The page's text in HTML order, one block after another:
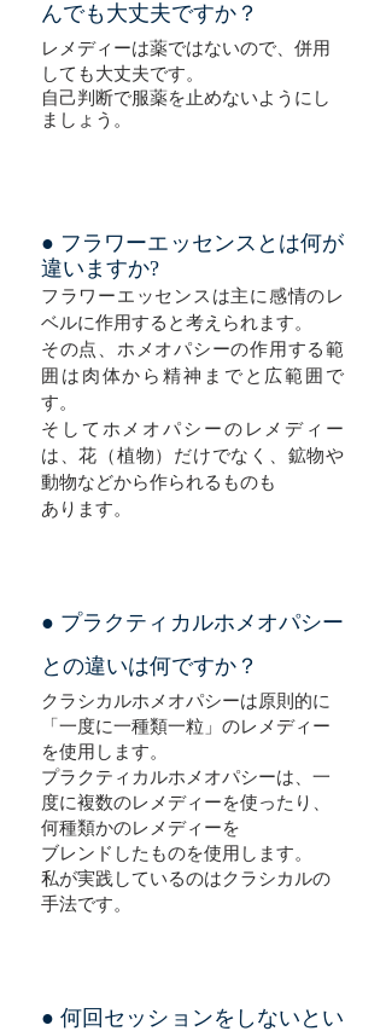
んでも大丈夫ですか？
レメディーは薬ではないので、併用
しても大丈夫です。
自己判断で服薬を止めないようにし
ましょう。
● フラワーエッセンスとは何が
違いますか?
フラワーエッセンスは主に感情のレ
ベルに作用すると考えられます。
その点、ホメオパシーの作用する範
囲は肉体から精神までと広範囲で
す。
そしてホメオパシーのレメディー
は、花（植物）だけでなく、鉱物や
動物などから作られるものも
あります。
● プラクティカルホメオパシー
との違いは何ですか？
クラシカルホメオパシーは原則的に
「一度に一種類一粒」のレメディー
を使用します。
プラクティカルホメオパシーは、一
度に複数のレメディーを使ったり、
何種類かのレメディーを
ブレンドしたものを使用します。
私が実践しているのはクラシカルの
手法です。
​● 何回セッションをしないとい